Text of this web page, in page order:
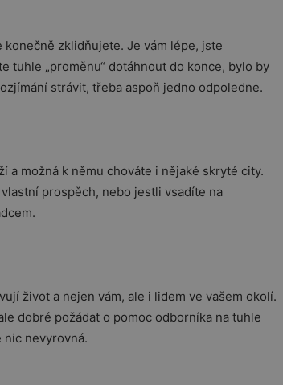
zklidňujete. Je vám lépe, jste
tuhle „proměnu“ dotáhnout do konce, bylo by
strávit, třeba aspoň jedno odpoledne.
a možná k němu chováte i nějaké skryté city.
prospěch, nebo jestli vsadíte na
život a nejen vám, ale i lidem ve vašem okolí.
dobré požádat o pomoc odborníka na tuhle
nic nevyrovná.